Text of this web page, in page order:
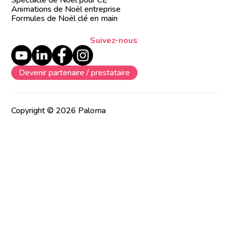
Animations de Noël entreprise
Formules de Noël clé en main
Suivez-nous
Devenir partenaire / prestataire
Copyright © 2026 Paloma